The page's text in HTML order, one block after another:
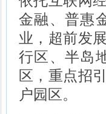
金融、普惠
业，超前发
行区、半岛
区，重点招
户园区。